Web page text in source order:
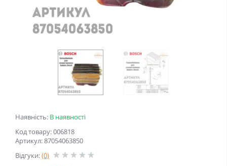
Наявність: В наявності
Код товару: 006818
Артикул: 87054063850
Відгуки:(0)